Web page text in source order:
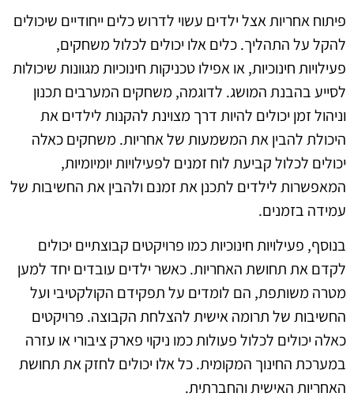
פיתוח אחריות אצל ילדים עשוי לדרוש כלים ייחודיים שיכולים
להקל על התהליך. כלים אלו יכולים לכלול משחקים,
פעילויות חינוכיות, או אפילו טכניקות חינוכיות מגוונות שיכולות
לסייע בהבנת המושג. לדוגמה, משחקים המערבים תכנון
וניהול זמן יכולים להיות דרך מצוינת להקנות לילדים את
היכולת להבין את המשמעות של אחריות. משחקים כאלה
יכולים לכלול קביעת לוח זמנים לפעילויות יומיומיות,
המאפשרות לילדים לתכנן את זמנם ולהבין את החשיבות של
עמידה בזמנים.
בנוסף, פעילויות חינוכיות כמו פרויקטים קבוצתיים יכולים
לקדם את תחושת האחריות. כאשר ילדים עובדים יחד למען
מטרה משותפת, הם לומדים על תפקידם הקולקטיבי ועל
החשיבות של תרומה אישית להצלחת הקבוצה. פרויקטים
כאלה יכולים לכלול פעולות כמו ניקוי פארק ציבורי או עזרה
במערכת החינוך המקומית. כל אלו יכולים לחזק את תחושת
האחריות האישית והחברתית.